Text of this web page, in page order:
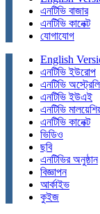
এনটিভি বাজার
এনটিভি কানেক্ট
যোগাযোগ
English
এনটিভি ইউরোপ
এনটিভি
এনটিভি ইউএই
এনটিভি
এনটিভি কানেক্ট
ভিডিও
ছবি
এনটিভির অনুষ্ঠান
বিজ্ঞাপন
আর্কাইভ
কুইজ